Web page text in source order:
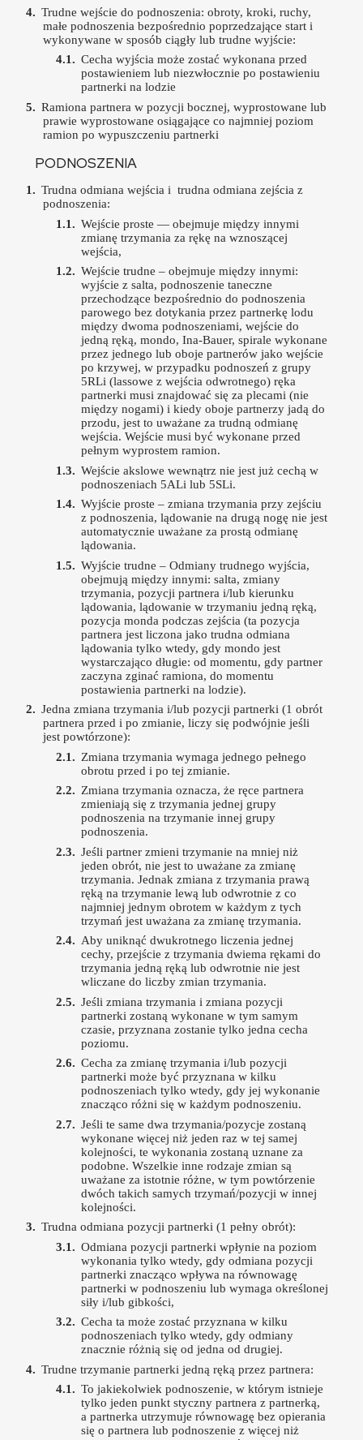
Trudne wejście do podnoszenia: obroty, kroki, ruchy,
małe podnoszenia bezpośrednio poprzedzające start i
wykonywane w sposób ciągły lub trudne wyjście:
Cecha wyjścia może zostać wykonana przed
postawieniem lub niezwłocznie po postawieniu
partnerki na lodzie
Ramiona partnera w pozycji bocznej, wyprostowane lub
prawie wyprostowane osiągające co najmniej poziom
ramion po wypuszczeniu partnerki
PODNOSZENIA
Trudna odmiana wejścia i trudna odmiana zejścia z
podnoszenia:
Wejście proste — obejmuje między innymi
zmianę trzymania za rękę na wznoszącej
wejścia,
Wejście trudne – obejmuje między innymi:
wyjście z salta, podnoszenie taneczne
przechodzące bezpośrednio do podnoszenia
parowego bez dotykania przez partnerkę lodu
między dwoma podnoszeniami, wejście do
jedną ręką, mondo, Ina-Bauer, spirale wykonane
przez jednego lub oboje partnerów jako wejście
po krzywej, w przypadku podnoszeń z grupy
5RLi (lassowe z wejścia odwrotnego) ręka
partnerki musi znajdować się za plecami (nie
między nogami) i kiedy oboje partnerzy jadą do
przodu, jest to uważane za trudną odmianę
wejścia. Wejście musi być wykonane przed
pełnym wyprostem ramion.
Wejście akslowe wewnątrz nie jest już cechą w
podnoszeniach 5ALi lub 5SLi.
Wyjście proste – zmiana trzymania przy zejściu
z podnoszenia, lądowanie na drugą nogę nie jest
automatycznie uważane za prostą odmianę
lądowania.
Wyjście trudne – Odmiany trudnego wyjścia,
obejmują między innymi: salta, zmiany
trzymania, pozycji partnera i/lub kierunku
lądowania, lądowanie w trzymaniu jedną ręką,
pozycja monda podczas zejścia (ta pozycja
partnera jest liczona jako trudna odmiana
lądowania tylko wtedy, gdy mondo jest
wystarczająco długie: od momentu, gdy partner
zaczyna zginać ramiona, do momentu
postawienia partnerki na lodzie).
Jedna zmiana trzymania i/lub pozycji partnerki (1 obrót
partnera przed i po zmianie, liczy się podwójnie jeśli
jest powtórzone):
Zmiana trzymania wymaga jednego pełnego
obrotu przed i po tej zmianie.
Zmiana trzymania oznacza, że ręce partnera
zmieniają się z trzymania jednej grupy
podnoszenia na trzymanie innej grupy
podnoszenia.
Jeśli partner zmieni trzymanie na mniej niż
jeden obrót, nie jest to uważane za zmianę
trzymania. Jednak zmiana z trzymania prawą
ręką na trzymanie lewą lub odwrotnie z co
najmniej jednym obrotem w każdym z tych
trzymań jest uważana za zmianę trzymania.
Aby uniknąć dwukrotnego liczenia jednej
cechy, przejście z trzymania dwiema rękami do
trzymania jedną ręką lub odwrotnie nie jest
wliczane do liczby zmian trzymania.
Jeśli zmiana trzymania i zmiana pozycji
partnerki zostaną wykonane w tym samym
czasie, przyznana zostanie tylko jedna cecha
poziomu.
Cecha za zmianę trzymania i/lub pozycji
partnerki może być przyznana w kilku
podnoszeniach tylko wtedy, gdy jej wykonanie
znacząco różni się w każdym podnoszeniu.
Jeśli te same dwa trzymania/pozycje zostaną
wykonane więcej niż jeden raz w tej samej
kolejności, te wykonania zostaną uznane za
podobne. Wszelkie inne rodzaje zmian są
uważane za istotnie różne, w tym powtórzenie
dwóch takich samych trzymań/pozycji w innej
kolejności.
Trudna odmiana pozycji partnerki (1 pełny obrót):
Odmiana pozycji partnerki wpłynie na poziom
wykonania tylko wtedy, gdy odmiana pozycji
partnerki znacząco wpływa na równowagę
partnerki w podnoszeniu lub wymaga określonej
siły i/lub gibkości,
Cecha ta może zostać przyznana w kilku
podnoszeniach tylko wtedy, gdy odmiany
znacznie różnią się od jedna od drugiej.
Trudne trzymanie partnerki jedną ręką przez partnera:
To jakiekolwiek podnoszenie, w którym istnieje
tylko jeden punkt styczny partnera z partnerką,
a partnerka utrzymuje równowagę bez opierania
się o partnera lub podnoszenie z więcej niż